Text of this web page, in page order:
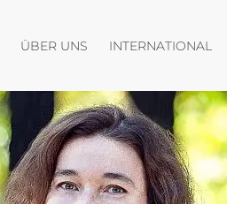
ÜBER UNS Menü öffnen
INTERNATIONAL